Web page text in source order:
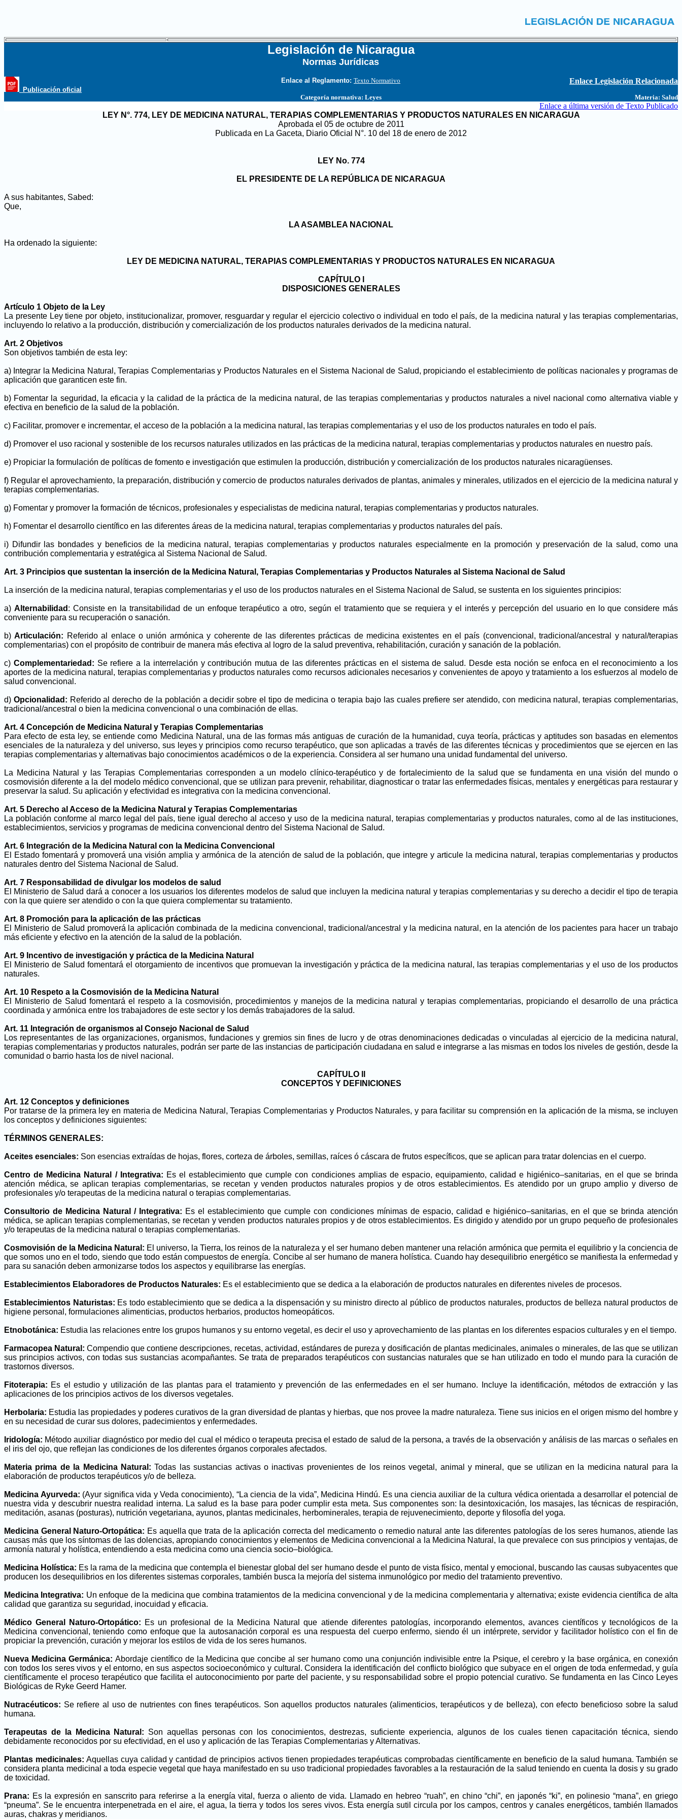
Legislación de Nicaragua
Normas Jurídicas
_Publicación oficial
Enlace al Reglamento: Texto Normativo Enlace Legislación Relacionada
Categoría normativa: Leyes Materia: Salud
Enlace a última versión de Texto Publicado
LEY N°. 774, LEY DE MEDICINA NATURAL, TERAPIAS COMPLEMENTARIAS Y PRODUCTOS NATURALES EN NICARAGUA
Aprobada el 05 de octubre de 2011
Publicada en La Gaceta, Diario Oficial N°. 10 del 18 de enero de 2012
LEY No. 774
EL PRESIDENTE DE LA REPÚBLICA DE NICARAGUA
A sus habitantes, Sabed:
Que,
LA ASAMBLEA NACIONAL
Ha ordenado la siguiente:
LEY DE MEDICINA NATURAL, TERAPIAS COMPLEMENTARIAS Y PRODUCTOS NATURALES EN NICARAGUA
CAPÍTULO l
DISPOSICIONES GENERALES
Artículo 1 Objeto de la Ley
La presente Ley tiene por objeto, institucionalizar, promover, resguardar y regular el ejercicio colectivo o individual en todo el país, de la medicina natural y las terapias complementarias,
incluyendo lo relativo a la producción, distribución y comercialización de los productos naturales derivados de la medicina natural.
Art. 2 Objetivos
Son objetivos también de esta ley:
a) Integrar la Medicina Natural, Terapias Complementarias y Productos Naturales en el Sistema Nacional de Salud, propiciando el establecimiento de políticas nacionales y programas de
aplicación que garanticen este fin.
b) Fomentar la seguridad, la eficacia y la calidad de la práctica de la medicina natural, de las terapias complementarias y productos naturales a nivel nacional como alternativa viable y
efectiva en beneficio de la salud de la población.
c) Facilitar, promover e incrementar, el acceso de la población a la medicina natural, las terapias complementarias y el uso de los productos naturales en todo el país.
d) Promover el uso racional y sostenible de los recursos naturales utilizados en las prácticas de la medicina natural, terapias complementarias y productos naturales en nuestro país.
e) Propiciar la formulación de políticas de fomento e investigación que estimulen la producción, distribución y comercialización de los productos naturales nicaragüenses.
f) Regular el aprovechamiento, la preparación, distribución y comercio de productos naturales derivados de plantas, animales y minerales, utilizados en el ejercicio de la medicina natural y
terapias complementarias.
g) Fomentar y promover la formación de técnicos, profesionales y especialistas de medicina natural, terapias complementarias y productos naturales.
h) Fomentar el desarrollo científico en las diferentes áreas de la medicina natural, terapias complementarias y productos naturales del país.
i) Difundir las bondades y beneficios de la medicina natural, terapias complementarias y productos naturales especialmente en la promoción y preservación de la salud, como una
contribución complementaria y estratégica al Sistema Nacional de Salud.
Art. 3 Principios que sustentan la inserción de la Medicina Natural, Terapias Complementarias y Productos Naturales al Sistema Nacional de Salud
La inserción de la medicina natural, terapias complementarias y el uso de los productos naturales en el Sistema Nacional de Salud, se sustenta en los siguientes principios:
a) Alternabilidad : Consiste en la transitabilidad de un enfoque terapéutico a otro, según el tratamiento que se requiera y el interés y percepción del usuario en lo que considere más
conveniente para su recuperación o sanación.
b)Articulación: Referido al enlace o unión armónica y coherente de las diferentes prácticas de medicina existentes en el país (convencional, tradicional/ancestral y natural/terapias
complementarias) con el propósito de contribuir de manera más efectiva al logro de la salud preventiva, rehabilitación, curación y sanación de la población.
c) Complementariedad: Se refiere a la interrelación y contribución mutua de las diferentes prácticas en el sistema de salud. Desde esta noción se enfoca en el reconocimiento a los
aportes de la medicina natural, terapias complementarias y productos naturales como recursos adicionales necesarios y convenientes de apoyo y tratamiento a los esfuerzos al modelo de
salud convencional.
d) Opcionalidad: Referido al derecho de la población a decidir sobre el tipo de medicina o terapia bajo las cuales prefiere ser atendido, con medicina natural, terapias complementarias,
tradicional/ancestral o bien la medicina convencional o una combinación de ellas.
Art. 4 Concepción de Medicina Natural y Terapias Complementarias
Para efecto de esta ley, se entiende como Medicina Natural, una de las formas más antiguas de curación de la humanidad, cuya teoría, prácticas y aptitudes son basadas en elementos
esenciales de la naturaleza y del universo, sus leyes y principios como recurso terapéutico, que son aplicadas a través de las diferentes técnicas y procedimientos que se ejercen en las
terapias complementarias y alternativas bajo conocimientos académicos o de la experiencia. Considera al ser humano una unidad fundamental del universo.
La Medicina Natural y las Terapias Complementarias corresponden a un modelo clínico-terapéutico y de fortalecimiento de la salud que se fundamenta en una visión del mundo o
cosmovisión diferente a la del modelo médico convencional, que se utilizan para prevenir, rehabilitar, diagnosticar o tratar las enfermedades físicas, mentales y energéticas para restaurar y
preservar la salud. Su aplicación y efectividad es integrativa con la medicina convencional.
Art. 5 Derecho al Acceso de la Medicina Natural y Terapias Complementarias
La población conforme al marco legal del país, tiene igual derecho al acceso y uso de la medicina natural, terapias complementarias y productos naturales, como al de las instituciones,
establecimientos, servicios y programas de medicina convencional dentro del Sistema Nacional de Salud.
Art. 6 Integración de la Medicina Natural con la Medicina Convencional
El Estado fomentará y promoverá una visión amplia y armónica de la atención de salud de la población, que integre y articule la medicina natural, terapias complementarias y productos
naturales dentro del Sistema Nacional de Salud.
Art. 7 Responsabilidad de divulgar los modelos de salud
El Ministerio de Salud dará a conocer a los usuarios los diferentes modelos de salud que incluyen la medicina natural y terapias complementarias y su derecho a decidir el tipo de terapia
con la que quiere ser atendido o con la que quiera complementar su tratamiento.
Art. 8 Promoción para la aplicación de las prácticas
El Ministerio de Salud promoverá la aplicación combinada de la medicina convencional, tradicional/ancestral y la medicina natural, en la atención de los pacientes para hacer un trabajo
más eficiente y efectivo en la atención de la salud de la población.
Art. 9 Incentivo de investigación y práctica de la Medicina Natural
El Ministerio de Salud fomentará el otorgamiento de incentivos que promuevan la investigación y práctica de la medicina natural, las terapias complementarias y el uso de los productos
naturales.
Art. 10 Respeto a la Cosmovisión de la Medicina Natural
El Ministerio de Salud fomentará el respeto a la cosmovisión, procedimientos y manejos de la medicina natural y terapias complementarias, propiciando el desarrollo de una práctica
coordinada y armónica entre los trabajadores de este sector y los demás trabajadores de la salud.
Art. 11 Integración de organismos al Consejo Nacional de Salud
Los representantes de las organizaciones, organismos, fundaciones y gremios sin fines de lucro y de otras denominaciones dedicadas o vinculadas al ejercicio de la medicina natural,
terapias complementarias y productos naturales, podrán ser parte de las instancias de participación ciudadana en salud e integrarse a las mismas en todos los niveles de gestión, desde la
comunidad o barrio hasta los de nivel nacional.
CAPÍTULO ll
CONCEPTOS Y DEFINICIONES
Art. 12 Conceptos y definiciones
Por tratarse de la primera ley en materia de Medicina Natural, Terapias Complementarias y Productos Naturales, y para facilitar su comprensión en la aplicación de la misma, se incluyen
los conceptos y definiciones siguientes:
TÉRMINOS GENERALES:
Aceites esenciales: Son esencias extraídas de hojas, flores, corteza de árboles, semillas, raíces ó cáscara de frutos específicos, que se aplican para tratar dolencias en el cuerpo.
Centro de Medicina Natural / Integrativa: Es el establecimiento que cumple con condiciones amplias de espacio, equipamiento, calidad e higiénico–sanitarias, en el que se brinda
atención médica, se aplican terapias complementarias, se recetan y venden productos naturales propios y de otros establecimientos. Es atendido por un grupo amplio y diverso de
profesionales y/o terapeutas de la medicina natural o terapias complementarias.
Consultorio de Medicina Natural / Integrativa: Es el establecimiento que cumple con condiciones mínimas de espacio, calidad e higiénico–sanitarias, en el que se brinda atención
médica, se aplican terapias complementarias, se recetan y venden productos naturales propios y de otros establecimientos. Es dirigido y atendido por un grupo pequeño de profesionales
y/o terapeutas de la medicina natural o terapias complementarias.
Cosmovisión de la Medicina Natural: El universo, la Tierra, los reinos de la naturaleza y el ser humano deben mantener una relación armónica que permita el equilibrio y la conciencia de
que somos uno en el todo, siendo que todo están compuestos de energía. Concibe al ser humano de manera holística. Cuando hay desequilibrio energético se manifiesta la enfermedad y
para su sanación deben armonizarse todos los aspectos y equilibrarse las energías.
Establecimientos Elaboradores de Productos Naturales: Es el establecimiento que se dedica a la elaboración de productos naturales en diferentes niveles de procesos.
Establecimientos Naturistas: Es todo establecimiento que se dedica a la dispensación y su ministro directo al público de productos naturales, productos de belleza natural productos de
higiene personal, formulaciones alimenticias, productos herbarios, productos homeopáticos.
Etnobotánica: Estudia las relaciones entre los grupos humanos y su entorno vegetal, es decir el uso y aprovechamiento de las plantas en los diferentes espacios culturales y en el tiempo.
Farmacopea Natural:Compendio que contiene descripciones, recetas, actividad, estándares de pureza y dosificación de plantas medicinales, animales o minerales, de las que se utilizan
sus principios activos, con todas sus sustancias acompañantes. Se trata de preparados terapéuticos con sustancias naturales que se han utilizado en todo el mundo para la curación de
trastornos diversos.
Fitoterapia: Es el estudio y utilización de las plantas para el tratamiento y prevención de las enfermedades en el ser humano. Incluye la identificación, métodos de extracción y las
aplicaciones de los principios activos de los diversos vegetales.
Herbolaria: Estudia las propiedades y poderes curativos de la gran diversidad de plantas y hierbas, que nos provee la madre naturaleza. Tiene sus inicios en el origen mismo del hombre y
en su necesidad de curar sus dolores, padecimientos y enfermedades.
Iridología: Método auxiliar diagnóstico por medio del cual el médico o terapeuta precisa el estado de salud de la persona, a través de la observación y análisis de las marcas o señales en
el iris del ojo, que reflejan las condiciones de los diferentes órganos corporales afectados.
Materia prima de la Medicina Natural:Todas las sustancias activas o inactivas provenientes de los reinos vegetal, animal y mineral, que se utilizan en la medicina natural para la
elaboración de productos terapéuticos y/o de belleza.
Medicina Ayurveda: (Ayur significa vida y Veda conocimiento), “La ciencia de la vida”, Medicina Hindú. Es una ciencia auxiliar de la cultura védica orientada a desarrollar el potencial de
nuestra vida y descubrir nuestra realidad interna. La salud es la base para poder cumplir esta meta. Sus componentes son: la desintoxicación, los masajes, las técnicas de respiración,
meditación, asanas (posturas), nutrición vegetariana, ayunos, plantas medicinales, herbominerales, terapia de rejuvenecimiento, deporte y filosofía del yoga.
Medicina General Naturo-Ortopática: Es aquella que trata de la aplicación correcta del medicamento o remedio natural ante las diferentes patologías de los seres humanos, atiende las
causas más que los síntomas de las dolencias, apropiando conocimientos y elementos de Medicina convencional a la Medicina Natural, la que prevalece con sus principios y ventajas, de
armonía natural y holística, entendiendo a esta medicina como una ciencia socio–biológica.
Medicina Holística: Es la rama de la medicina que contempla el bienestar global del ser humano desde el punto de vista físico, mental y emocional, buscando las causas subyacentes que
producen los desequilibrios en los diferentes sistemas corporales, también busca la mejoría del sistema inmunológico por medio del tratamiento preventivo.
Medicina Integrativa: Un enfoque de la medicina que combina tratamientos de la medicina convencional y de la medicina complementaria y alternativa; existe evidencia científica de alta
calidad que garantiza su seguridad, inocuidad y eficacia.
Médico General Naturo-Ortopático: Es un profesional de la Medicina Natural que atiende diferentes patologías, incorporando elementos, avances científicos y tecnológicos de la
Medicina convencional, teniendo como enfoque que la autosanación corporal es una respuesta del cuerpo enfermo, siendo él un intérprete, servidor y facilitador holístico con el fin de
propiciar la prevención, curación y mejorar los estilos de vida de los seres humanos.
Nueva Medicina Germánica: Abordaje científico de la Medicina que concibe al ser humano como una conjunción indivisible entre la Psique, el cerebro y la base orgánica, en conexión
con todos los seres vivos y el entorno, en sus aspectos socioeconómico y cultural. Considera la identificación del conflicto biológico que subyace en el origen de toda enfermedad, y guía
científicamente el proceso terapéutico que facilita el autoconocimiento por parte del paciente, y su responsabilidad sobre el propio potencial curativo. Se fundamenta en las Cinco Leyes
Biológicas de Ryke Geerd Hamer.
Nutracéuticos: Se refiere al uso de nutrientes con fines terapéuticos. Son aquellos productos naturales (alimenticios, terapéuticos y de belleza), con efecto beneficioso sobre la salud
humana.
Terapeutas de la Medicina Natural: Son aquellas personas con los conocimientos, destrezas, suficiente experiencia, algunos de los cuales tienen capacitación técnica, siendo
debidamente reconocidos por su efectividad, en el uso y aplicación de las Terapias Complementarias y Alternativas.
Plantas medicinales:Aquellas cuya calidad y cantidad de principios activos tienen propiedades terapéuticas comprobadas científicamente en beneficio de la salud humana. También se
considera planta medicinal a toda especie vegetal que haya manifestado en su uso tradicional propiedades favorables a la restauración de la salud teniendo en cuenta la dosis y su grado
de toxicidad.
Prana: Es la expresión en sanscrito para referirse a la energía vital, fuerza o aliento de vida. Llamado en hebreo “ruah”, en chino “chi”, en japonés “ki”, en polinesio “mana”, en griego
“pneuma”. Se le encuentra interpenetrada en el aire, el agua, la tierra y todos los seres vivos. Esta energía sutil circula por los campos, centros y canales energéticos, también llamados
auras, chakras y meridianos.